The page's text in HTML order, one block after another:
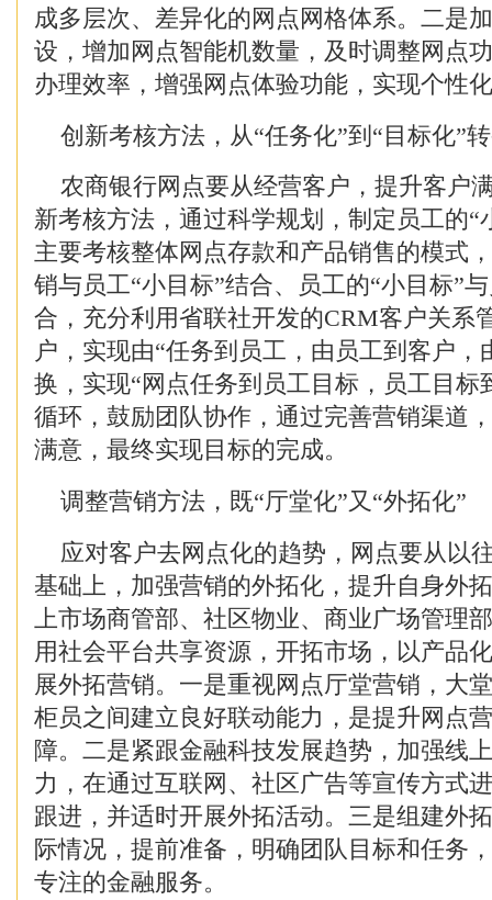
成多层次、差异化的网点网格体系。二是
设，增加网点智能机数量，及时调整网点
办理效率，增强网点体验功能，实现个性
创新考核方法，从“任务化”到“目标化”
农商银行网点要从经营客户，提升客户
新考核方法，通过科学规划，制定员工的“
主要考核整体网点存款和产品销售的模式
销与员工“小目标”结合、员工的“小目标”
合，充分利用省联社开发的CRM客户关系
户，实现由“任务到员工，由员工到客户，
换，实现“网点任务到员工目标，员工目标
循环，鼓励团队协作，通过完善营销渠道
满意，最终实现目标的完成。
调整营销方法，既“厅堂化”又“外拓化”
应对客户去网点化的趋势，网点要从以
基础上，加强营销的外拓化，提升自身外
上市场商管部、社区物业、商业广场管理
用社会平台共享资源，开拓市场，以产品
展外拓营销。一是重视网点厅堂营销，大
柜员之间建立良好联动能力，是提升网点
障。二是紧跟金融科技发展趋势，加强线
力，在通过互联网、社区广告等宣传方式
跟进，并适时开展外拓活动。三是组建外
际情况，提前准备，明确团队目标和任务
专注的金融服务。